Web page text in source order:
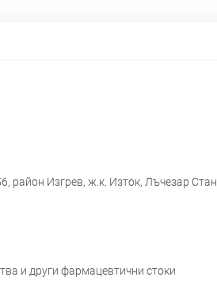
район Изгрев, ж.к. Изток, Лъчезар
и други фармацевтични стоки